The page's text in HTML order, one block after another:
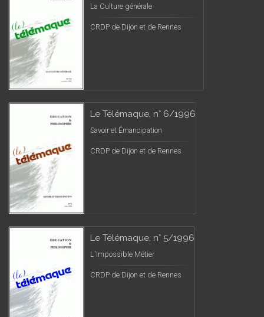
La Culture générale
CRDP de Dijon et de Rennes
Le Télémaque, n° 6/1996
Savoir et Émancipation
CRDP de Dijon et de Rennes
Le Télémaque, n° 5/1996
L'Impossible Métier
CRDP de Dijon et de Rennes